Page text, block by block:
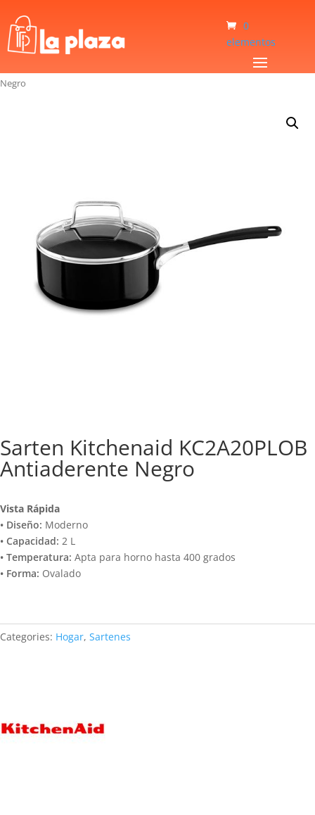
0
elementos
Sarten Kitchenaid KC2A20PLOB Antiaderente
Negro
Sarten Kitchenaid KC2A20PLOB
Antiaderente Negro
Vista Rápida
• Diseño: Moderno
• Capacidad: 2 L
• Temperatura: Apta para horno hasta 400 grados
• Forma: Ovalado
Categories: Hogar, Sartenes